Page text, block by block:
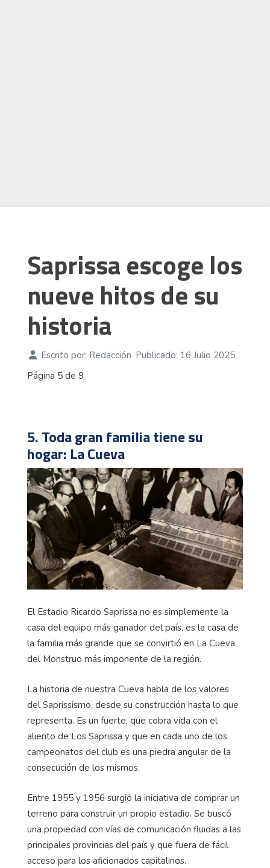
Saprissa escoge los
nueve hitos de su
historia
Escrito por: Redacción Publicado: 16 Julio 2025
Página 5 de 9
5. Toda gran familia tiene su
hogar: La Cueva
El Estadio Ricardo Saprissa no es simplemente la
casa del equipo más ganador del país, es la casa de
la familia más grande que se convirtió en La Cueva
del Monstruo más imponente de la región.
La historia de nuestra Cueva habla de los valores
del Saprissismo, desde su construcción hasta lo que
representa. Es un fuerte, que cobra vida con el
aliento de Los Saprissa y que en cada uno de los
campeonatos del club es una piedra angular de la
consecución de los mismos.
Entre 1955 y 1956 surgió la iniciativa de comprar un
terreno para construir un propio estadio. Se buscó
una propiedad con vías de comunicación fluidas a las
principales provincias del país y que fuera de fácil
acceso para los aficionados capitalinos.